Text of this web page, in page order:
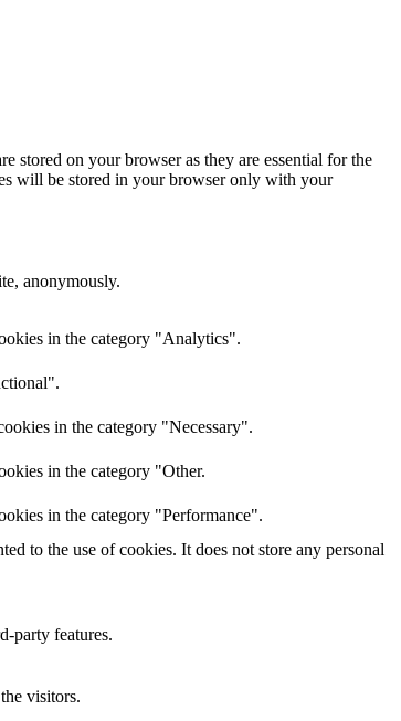
stored on your browser as they are essential for the
will be stored in your browser only with your
anonymously.
in the category "Analytics".
in the category "Necessary".
in the category "Other.
in the category "Performance".
to the use of cookies. It does not store any personal
party features.
visitors.